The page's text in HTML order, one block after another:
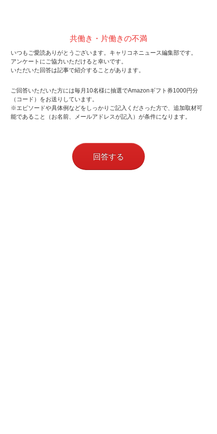
共働き・片働きの不満
いつもご愛読ありがとうございます。キャリコネニュース編集部です。
アンケートにご協力いただけると幸いです。
いただいた回答は記事で紹介することがあります。
ご回答いただいた方には毎月10名様に抽選でAmazonギフト券1000円分
（コード）をお送りしています。
※エピソードや具体例などをしっかりご記入くださった方で、追加取材可
能であること（お名前、メールアドレスが記入）が条件になります。
回答する